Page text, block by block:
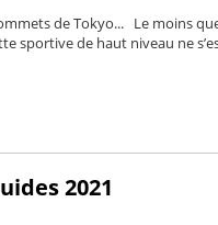
de Tokyo... Le moins
sportive de haut niveau ne
2021